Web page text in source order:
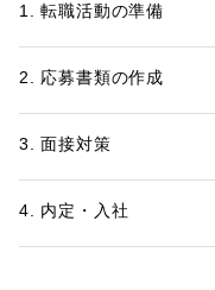
1. 転職活動の準備
2. 応募書類の作成
3. 面接対策
4. 内定・入社